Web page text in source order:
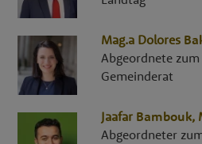
Mag.a Dolores
Abgeordnete
Gemeinderat
Jaafar Bambouk,
Abgeordneter